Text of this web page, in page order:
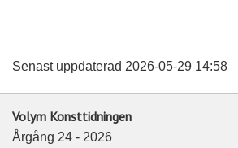
Senast uppdaterad 2026-05-29 14:58
Volym Konsttidningen
Årgång 24 - 2026